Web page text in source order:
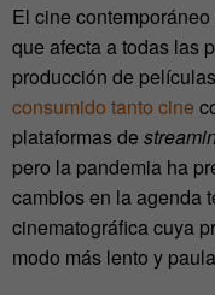
El cine
que afecta a todas las
producción de
consumido tanto cine
plataformas de
pero la pandemia ha
cambios en la agenda
cinematográfica cuya
modo más lento y